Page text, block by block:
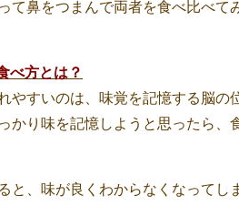
鼻をつまんで両者を食べ比べて
べ方とは？
やすいのは、味覚を記憶する脳の
かり味を記憶しようと思ったら、
と、味が良くわからなくなってし